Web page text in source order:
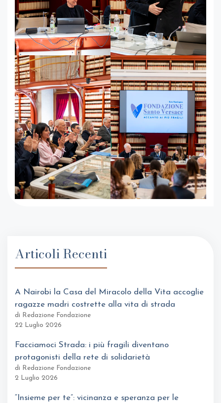
Articoli Recenti
A Nairobi la Casa del Miracolo della Vita accoglie
ragazze madri costrette alla vita di strada
di Redazione Fondazione
22 Luglio 2026
Facciamoci Strada: i più fragili diventano
protagonisti della rete di solidarietà
di Redazione Fondazione
2 Luglio 2026
“Insieme per te”: vicinanza e speranza per le